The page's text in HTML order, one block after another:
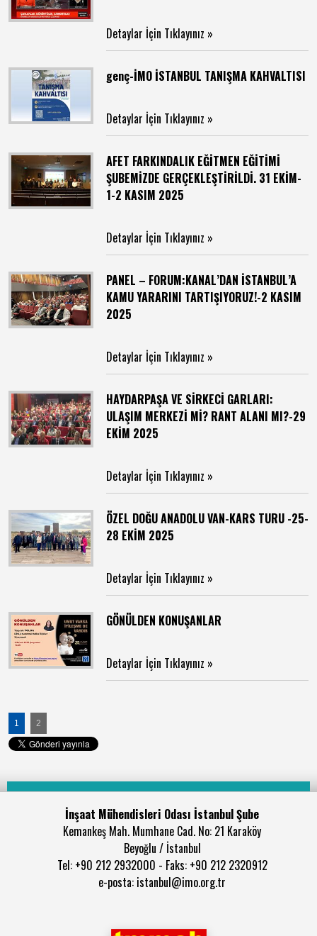
Detaylar İçin Tıklayınız »
genç-İMO İSTANBUL TANIŞMA KAHVALTISI
Detaylar İçin Tıklayınız »
AFET FARKINDALIK EĞİTMEN EĞİTİMİ
ŞUBEMİZDE GERÇEKLEŞTİRİLDİ. 31 EKİM-
1-2 KASIM 2025
Detaylar İçin Tıklayınız »
PANEL – FORUM:KANAL’DAN İSTANBUL’A
KAMU YARARINI TARTIŞIYORUZ!-2 KASIM
2025
Detaylar İçin Tıklayınız »
HAYDARPAŞA VE SİRKECİ GARLARI:
ULAŞIM MERKEZİ Mİ? RANT ALANI MI?-29
EKİM 2025
Detaylar İçin Tıklayınız »
ÖZEL DOĞU ANADOLU VAN-KARS TURU -25-
28 EKİM 2025
Detaylar İçin Tıklayınız »
GÖNÜLDEN KONUŞANLAR
Detaylar İçin Tıklayınız »
1 2
İnşaat Mühendisleri Odası İstanbul Şube
Kemankeş Mah. Mumhane Cad. No: 21 Karaköy
Beyoğlu / İstanbul
Tel: +90 212 2932000 - Faks: +90 212 2320912
e-posta: istanbul@imo.org.tr